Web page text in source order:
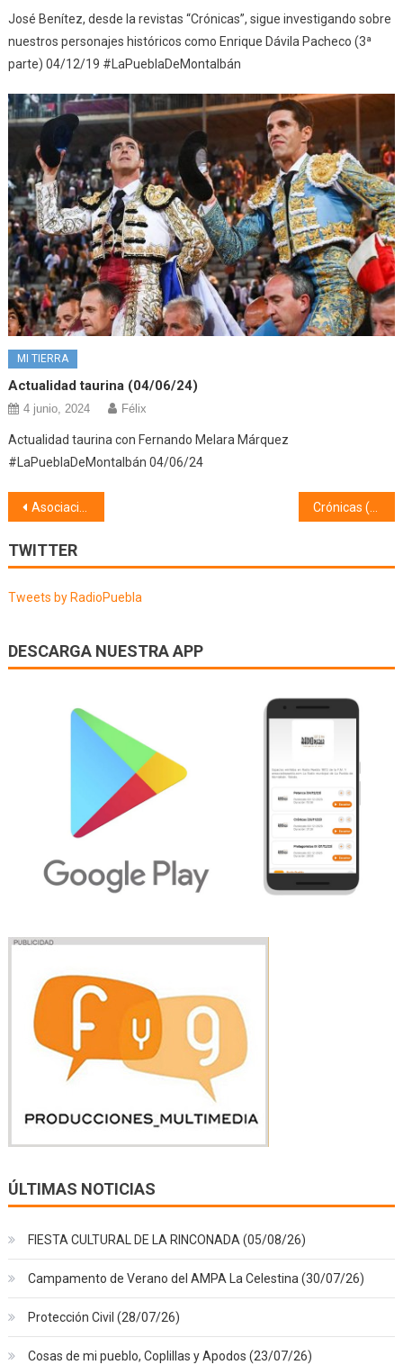
José Benítez, desde la revistas “Crónicas”, sigue investigando sobre
nuestros personajes históricos como Enrique Dávila Pacheco (3ª
parte) 04/12/19 #LaPueblaDeMontalbán
MI TIERRA
Actualidad taurina (04/06/24)
4 junio, 2024 Félix
Actualidad taurina con Fernando Melara Márquez
#LaPueblaDeMontalbán 04/06/24
Navegación
de
entradas
Asociación Taurina Nuestra Señora de la Paz (08/10/24)
TWITTER
Tweets by RadioPuebla
DESCARGA NUESTRA APP
ÚLTIMAS NOTICIAS
FIESTA CULTURAL DE LA RINCONADA (05/08/26)
Campamento de Verano del AMPA La Celestina (30/07/26)
Protección Civil (28/07/26)
Cosas de mi pueblo, Coplillas y Apodos (23/07/26)